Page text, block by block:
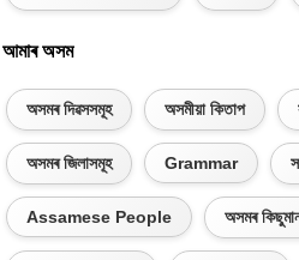
আমাৰ অসম
অসমৰ দিৱসসমূহ অসমীয়া কিতাপ
অসমৰ জিলাসমূহ Grammar
Assamese People অসমৰ